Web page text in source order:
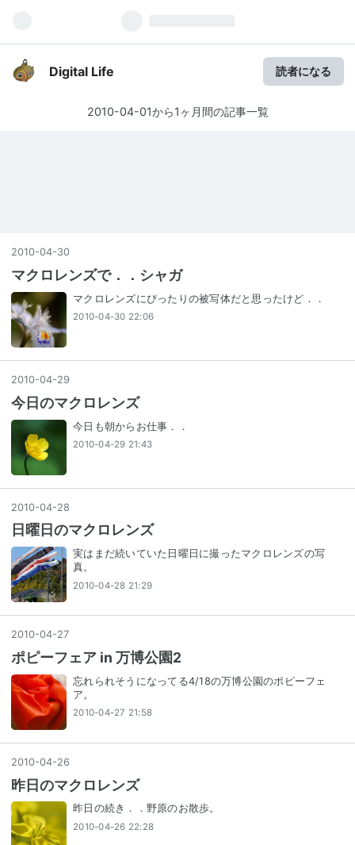
Digital Life 読者になる
2010-04-01から1ヶ月間の記事一覧
2010-04-30
マクロレンズで．．シャガ
マクロレンズにぴったりの被写体だと思ったけど．．
2010-04-30 22:06
2010-04-29
今日のマクロレンズ
今日も朝からお仕事．．
2010-04-29 21:43
2010-04-28
日曜日のマクロレンズ
実はまだ続いていた日曜日に撮ったマクロレンズの写
真。
2010-04-28 21:29
2010-04-27
ポピーフェア in 万博公園2
忘れられそうになってる4/18の万博公園のポピーフェ
ア。
2010-04-27 21:58
2010-04-26
昨日のマクロレンズ
昨日の続き．．野原のお散歩。
2010-04-26 22:28